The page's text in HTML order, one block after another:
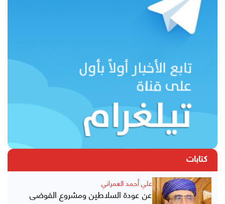
كتابات
علي أحمد العمراني
عن عودة السلاطين ومشروع الفوضى